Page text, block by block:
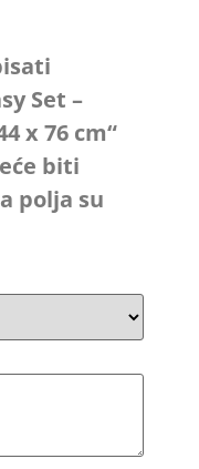
Set –
x 76 cm“
biti
polja su